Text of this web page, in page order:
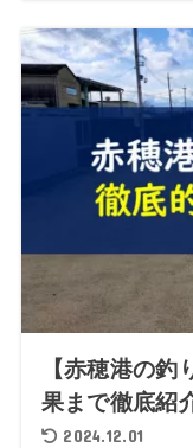
【赤穂港の
果まで徹底紹
2024.12.01